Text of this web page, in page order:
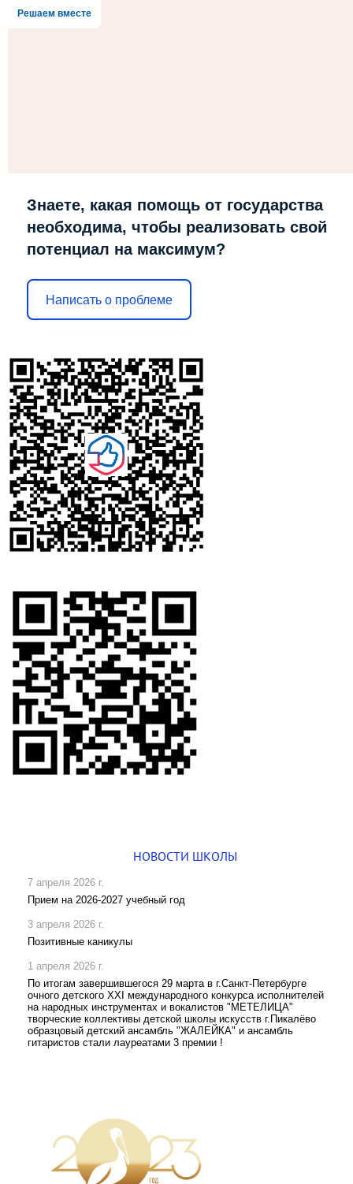
Решаем вместе
Знаете, какая помощь от государства
необходима, чтобы реализовать свой
потенциал на максимум?
Написать о проблеме
НОВОСТИ ШКОЛЫ
7 апреля 2026 г.
Прием на 2026-2027 учебный год
3 апреля 2026 г.
Позитивные каникулы
1 апреля 2026 г.
По итогам завершившегося 29 марта в г.Санкт-Петербурге
очного детского XXI международного конкурса исполнителей
на народных инструментах и вокалистов "МЕТЕЛИЦА"
творческие коллективы детской школы искусств г.Пикалёво
образцовый детский ансамбль "ЖАЛЕЙКА" и ансамбль
гитаристов стали лауреатами 3 премии !